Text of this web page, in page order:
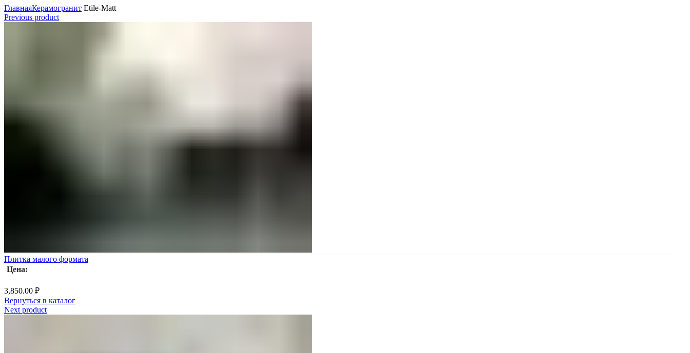
ГлавнаяКерамогранит Etile-Matt
Previous product
Плитка малого формата
Цена:
3,850.00 ₽
Вернуться в каталог
Next product